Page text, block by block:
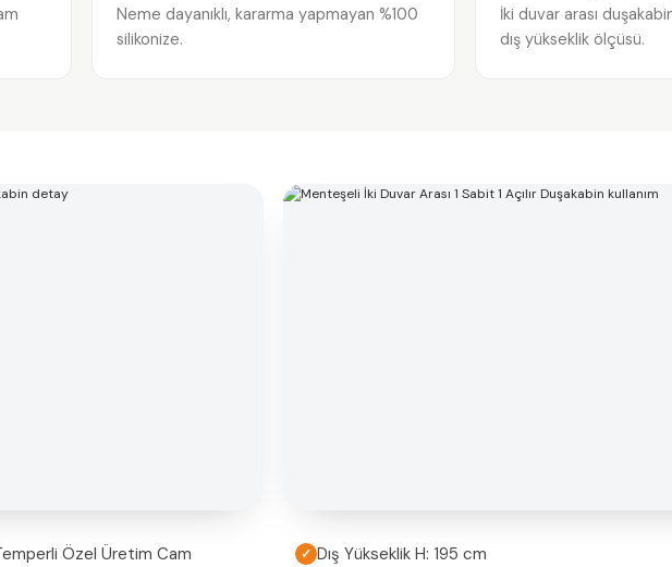
Neme dayanıklı, kararma yapmayan %100
silikonize.
İki duvar arası
dış yükseklik ölçüsü.
Özel Üretim Cam ✓ Dış Yükseklik H: 195 cm